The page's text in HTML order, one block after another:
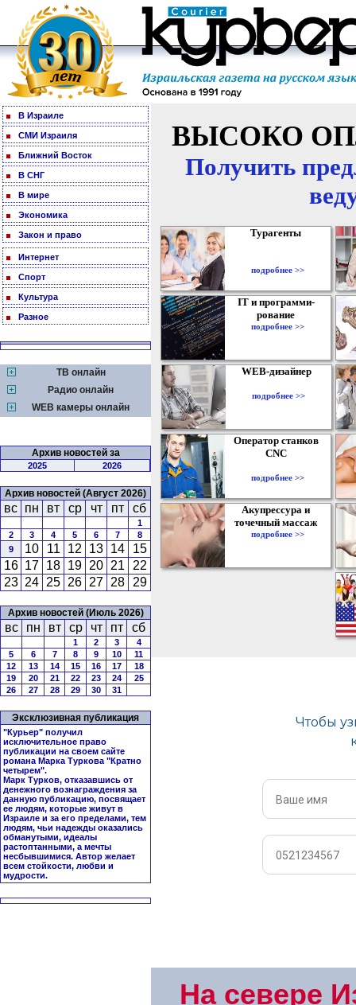
В Израиле
СМИ Израиля
Ближний Восток
В СНГ
В мире
Экономика
Закон и право
Интернет
Спорт
Культура
Разное
ТВ онлайн
Радио онлайн
WEB камеры онлайн
Архив новостей за
2025 2026
Архив новостей (Август 2026)
вс пн вт ср чт пт сб
1
2
3 4 5 6 7
8
9
10 11 12 13 14
15
16 17 18 19 20 21
22
23 24 25 26 27 28 29
Архив новостей (Июль 2026)
вс пн вт ср чт пт сб
1 2 3
4
5
6 7 8 9 10
11
12
13 14 15 16 17
18
19
20 21 22 23 24
25
26
27 28 29 30 31
Эксклюзивная публикация
"Курьер" получил
исключительное право
публикации на своем сайте
романа Марка Туркова "Кратно
четырем".
Марк Турков, отказавшись от
денежного вознаграждения за
данную публикацию, посвящает
ее людям, которые живут в
Израиле и за его пределами, тем
людям, чьи надежды оказались
обманутыми, идеалы
растоптанными, а мечты
несбывшимися. Автор желает
всем стойкости, любви и
мудрости.
ВЫСОКО
Получить
Турагенты
подробнее >>
IT и программи-
рование
подробнее >>
WEB-дизайнер
подробнее >>
Оператор станков
CNC
подробнее >>
Акупрессура и
точечный массаж
подробнее >>
На севере